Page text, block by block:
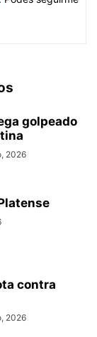
golpeado
2026
contra
2026